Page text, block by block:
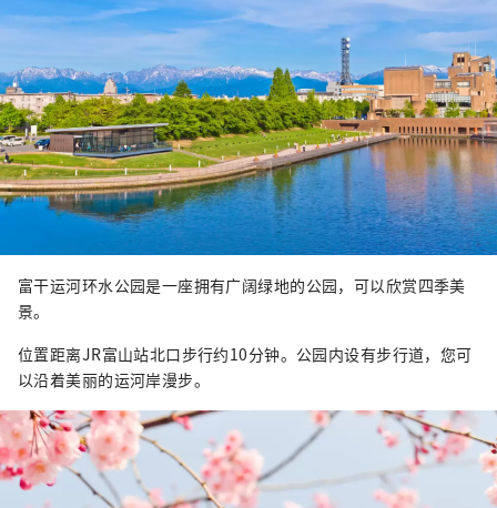
富干运河环水公园是一座拥有广阔绿地的公园，可以欣赏四季美
景。
位置距离JR富山站北口步行约10分钟。公园内设有步行道，您可
以沿着美丽的运河岸漫步。